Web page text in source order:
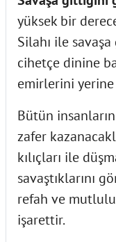
yüksek bir
Silahı ile
cihetçe dinine
emirlerini
Bütün
zafer
kılıçları ile
savaştıklarını
refah ve
işarettir.